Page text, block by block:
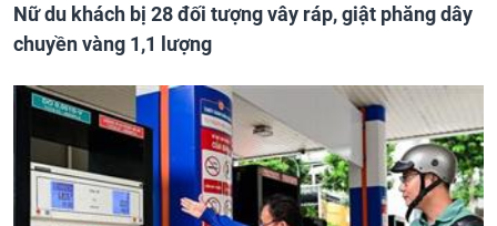
Nữ du khách bị 28 đối tượng vây ráp, giật phăng dây
chuyền vàng 1,1 lượng